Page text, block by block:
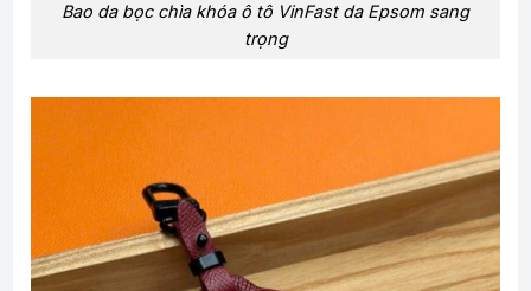
Bao da bọc chìa khóa ô tô VinFast da Epsom sang
trọng